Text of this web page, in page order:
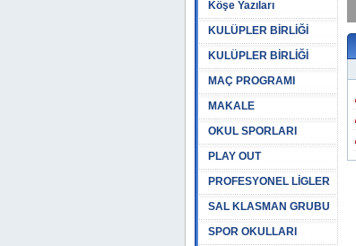
Köşe Yazıları
KULÜPLER BİRLİĞİ
KULÜPLER BİRLİĞİ
MAÇ PROGRAMI
MAKALE
OKUL SPORLARI
PLAY OUT
PROFESYONEL LİGLER
SAL KLASMAN GRUBU
SPOR OKULLARI